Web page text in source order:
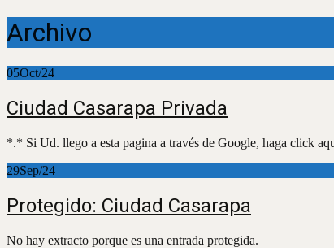
Archivo
05Oct/24
Ciudad Casarapa Privada
*.* Si Ud. llego a esta pagina a través de Google, haga click
29Sep/24
Protegido: Ciudad Casarapa
No hay extracto porque es una entrada protegida.